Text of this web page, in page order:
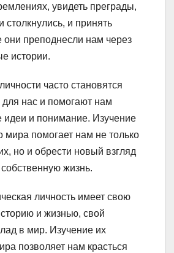
увидеть преграды,
столкнулись, и принять
они преподнесли нам через
истории.
часто становятся
нас и помогают нам
идеи и понимание. Изучение
мира помогает нам не только
но и обрести новый взгляд
жизнь.
личность имеет свою
и жизнью, свой
в мир. Изучение их
позволяет нам красться